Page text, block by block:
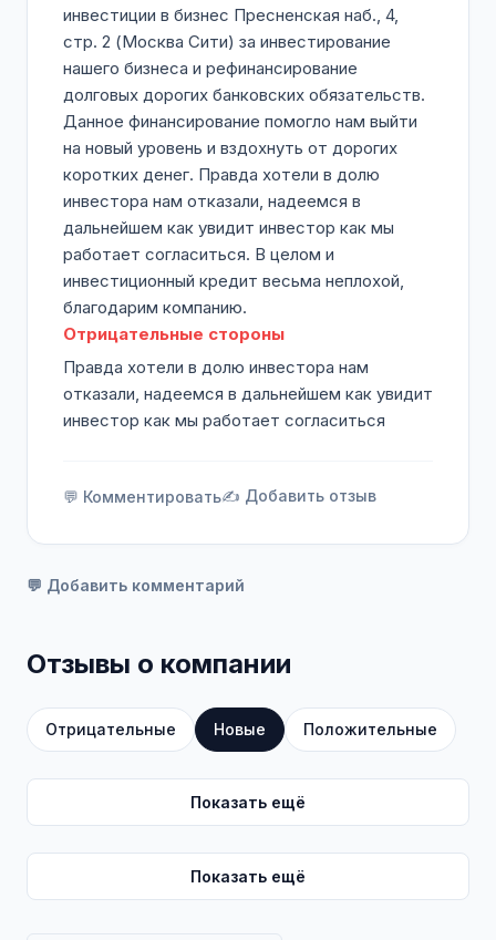
инвестиции в бизнес Пресненская наб., 4,
стр. 2 (Москва Сити) за инвестирование
нашего бизнеса и рефинансирование
долговых дорогих банковских обязательств.
Данное финансирование помогло нам выйти
на новый уровень и вздохнуть от дорогих
коротких денег. Правда хотели в долю
инвестора нам отказали, надеемся в
дальнейшем как увидит инвестор как мы
работает согласиться. В целом и
инвестиционный кредит весьма неплохой,
благодарим компанию.
Отрицательные стороны
Правда хотели в долю инвестора нам
отказали, надеемся в дальнейшем как увидит
инвестор как мы работает согласиться
💬 Комментировать✍️ Добавить отзыв
💬 Добавить комментарий
Отзывы о компании
Отрицательные Новые Положительные
Показать ещё
Показать ещё